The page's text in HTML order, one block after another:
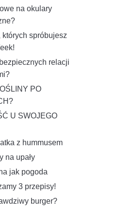
na okulary
spróbujesz
relacji
PO
U SWOJEGO
z hummusem
na upały
jak pogoda
3 przepisy!
burger?